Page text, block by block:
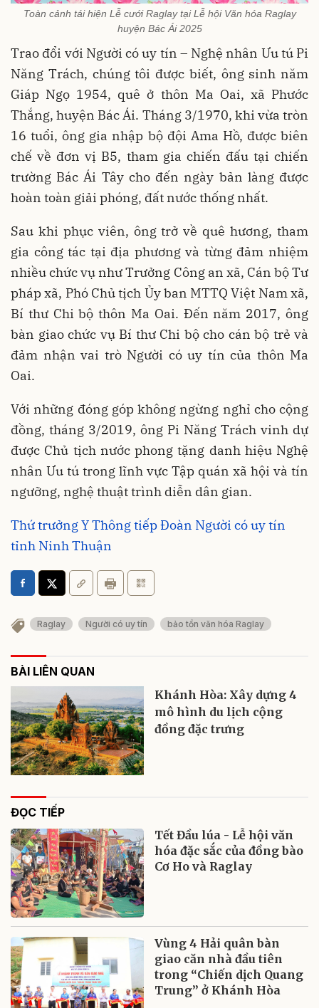
Toàn cảnh tái hiện Lễ cưới Raglay tại Lễ hội Văn hóa Raglay
huyện Bác Ái 2025
Trao đổi với Người có uy tín – Nghệ nhân Ưu tú Pi
Năng Trách, chúng tôi được biết, ông sinh năm
Giáp Ngọ 1954, quê ở thôn Ma Oai, xã Phước
Thắng, huyện Bác Ái. Tháng 3/1970, khi vừa tròn
16 tuổi, ông gia nhập bộ đội Ama Hồ, được biên
chế về đơn vị B5, tham gia chiến đấu tại chiến
trường Bác Ái Tây cho đến ngày bản làng được
hoàn toàn giải phóng, đất nước thống nhất.
Sau khi phục viên, ông trở về quê hương, tham
gia công tác tại địa phương và từng đảm nhiệm
nhiều chức vụ như Trưởng Công an xã, Cán bộ Tư
pháp xã, Phó Chủ tịch Ủy ban MTTQ Việt Nam xã,
Bí thư Chi bộ thôn Ma Oai. Đến năm 2017, ông
bàn giao chức vụ Bí thư Chi bộ cho cán bộ trẻ và
đảm nhận vai trò Người có uy tín của thôn Ma
Oai.
Với những đóng góp không ngừng nghỉ cho cộng
đồng, tháng 3/2019, ông Pi Năng Trách vinh dự
được Chủ tịch nước phong tặng danh hiệu Nghệ
nhân Ưu tú trong lĩnh vực Tập quán xã hội và tín
ngưỡng, nghệ thuật trình diễn dân gian.
Thứ trưởng Y Thông tiếp Đoàn Người có uy tín
tỉnh Ninh Thuận
Raglay Người có uy tín bảo tồn văn hóa Raglay
BÀI LIÊN QUAN
Khánh Hòa: Xây dựng 4
mô hình du lịch cộng
đồng đặc trưng
ĐỌC TIẾP
Tết Đầu lúa - Lễ hội văn
hóa đặc sắc của đồng bào
Cơ Ho và Raglay
Vùng 4 Hải quân bàn
giao căn nhà đầu tiên
trong “Chiến dịch Quang
Trung” ở Khánh Hòa